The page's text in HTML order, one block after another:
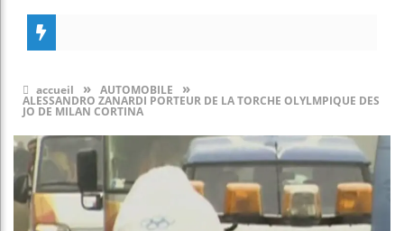
accueil » AUTOMOBILE »
ALESSANDRO ZANARDI PORTEUR DE LA TORCHE OLYLMPIQUE DES
JO DE MILAN CORTINA